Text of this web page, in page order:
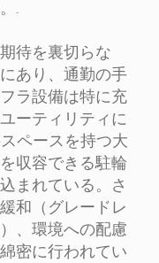
.
待を裏切らな
あり、通勤の手
ラ設備は特に充
ーティリティに
ペースを持つ大
収容できる駐輪
まれている。さ
和（グレードレ
、環境への配慮
密に行われてい